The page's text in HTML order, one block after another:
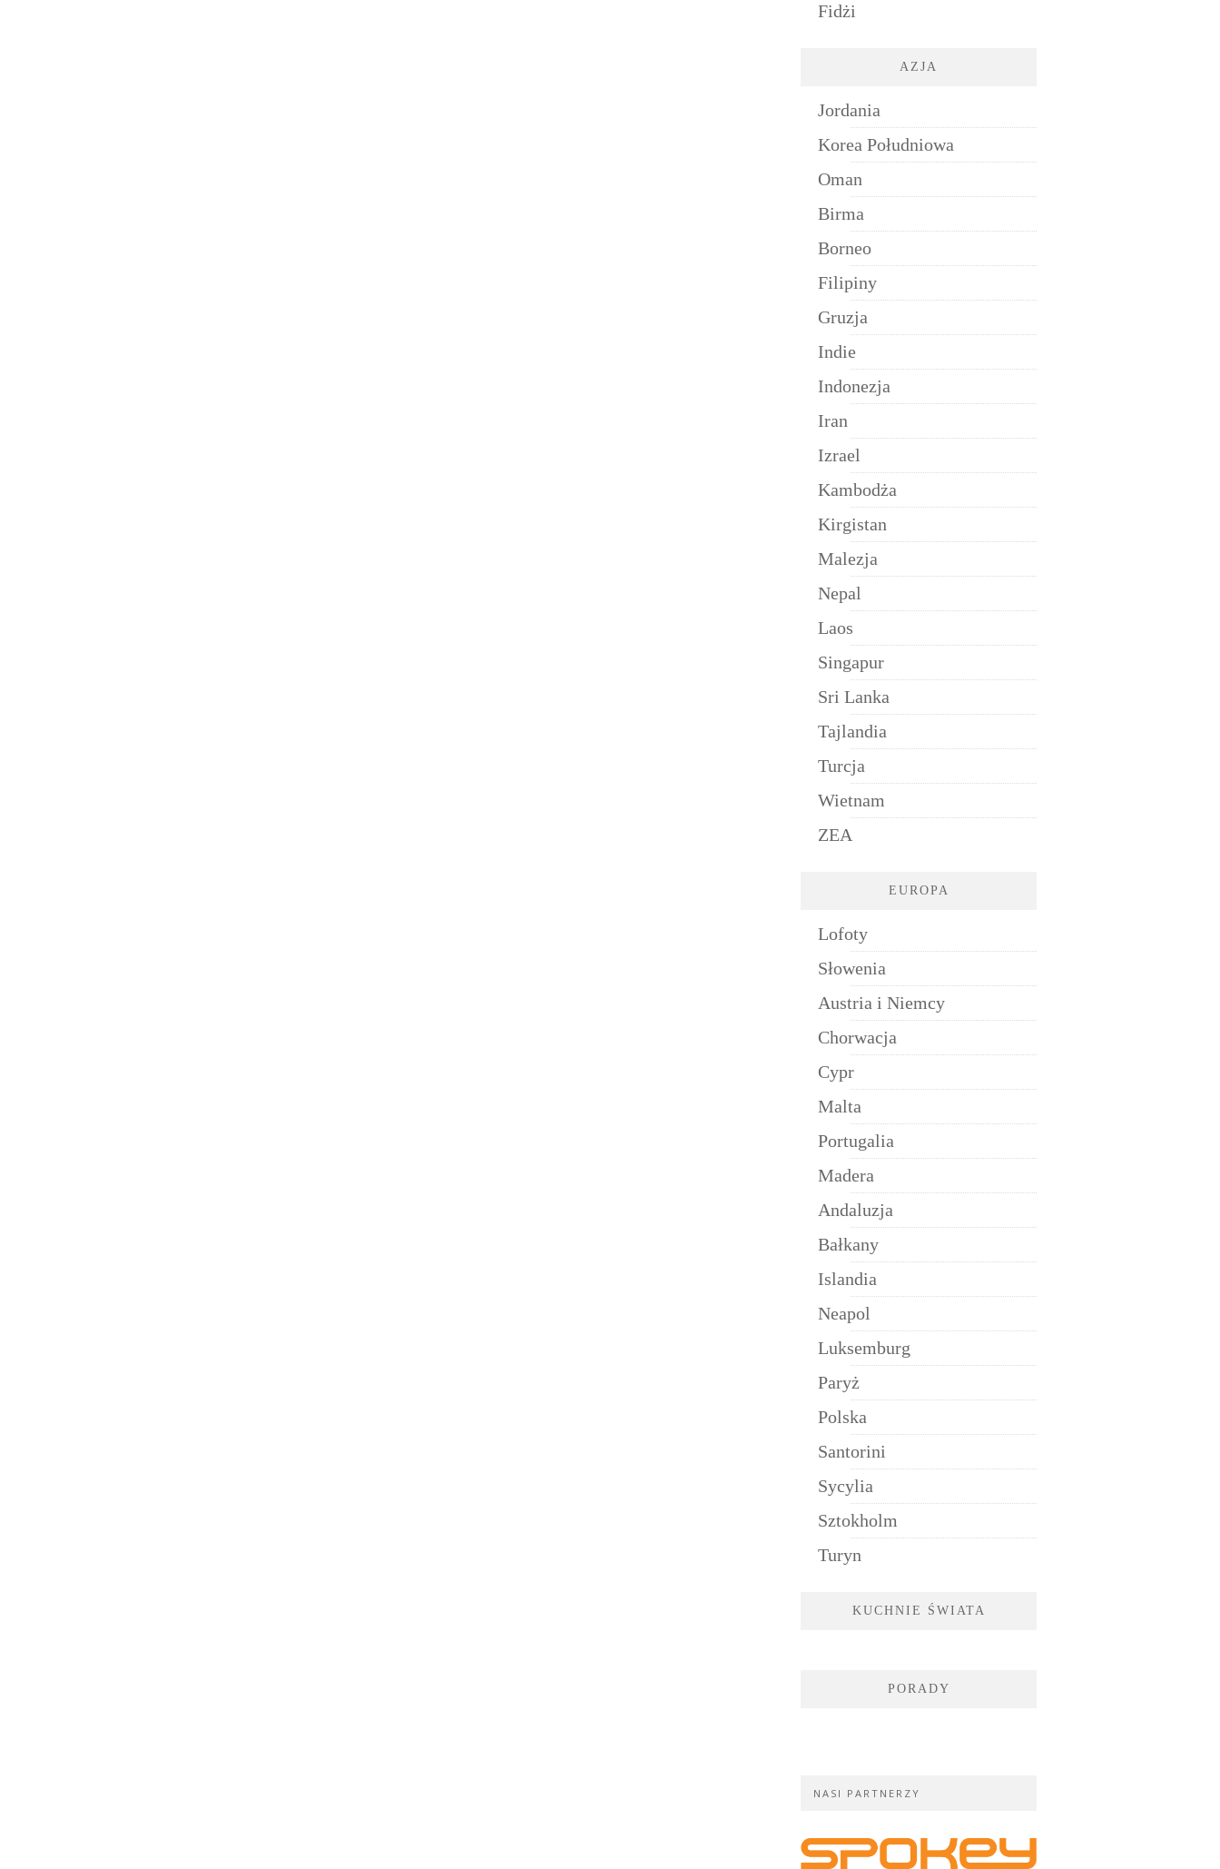
Fidżi
AZJA
Jordania
Korea Południowa
Oman
Birma
Borneo
Filipiny
Gruzja
Indie
Indonezja
Iran
Izrael
Kambodża
Kirgistan
Malezja
Nepal
Laos
Singapur
Sri Lanka
Tajlandia
Turcja
Wietnam
ZEA
EUROPA
Lofoty
Słowenia
Austria i Niemcy
Chorwacja
Cypr
Malta
Portugalia
Madera
Andaluzja
Bałkany
Islandia
Neapol
Luksemburg
Paryż
Polska
Santorini
Sycylia
Sztokholm
Turyn
KUCHNIE ŚWIATA
PORADY
NASI PARTNERZY